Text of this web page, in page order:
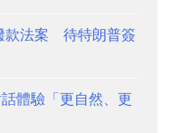
款法案 待特朗普簽
體驗「更自然、更